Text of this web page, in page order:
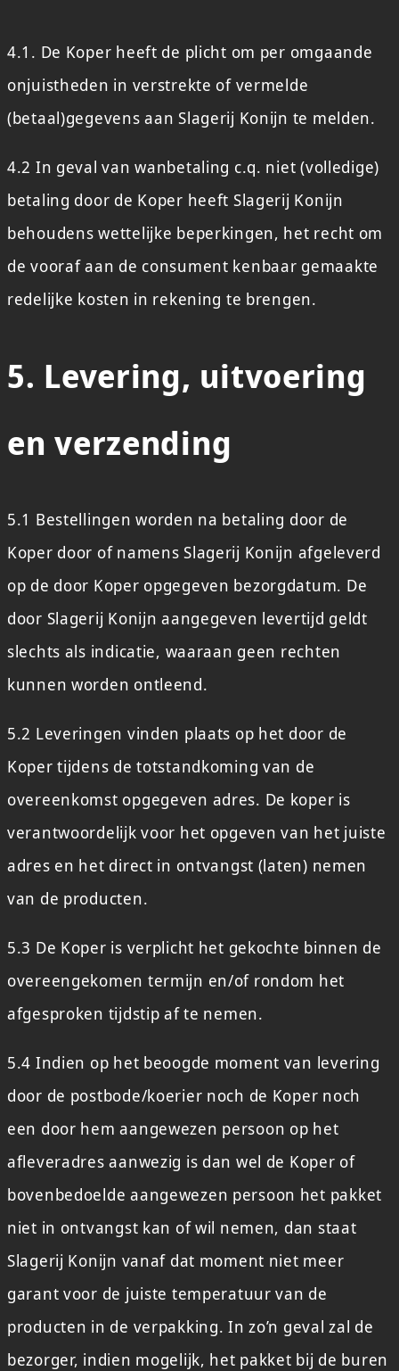
4.1. De Koper heeft de plicht om per omgaande
onjuistheden in verstrekte of vermelde
(betaal)gegevens aan Slagerij Konijn te melden.
4.2 In geval van wanbetaling c.q. niet (volledige)
betaling door de Koper heeft Slagerij Konijn
behoudens wettelijke beperkingen, het recht om
de vooraf aan de consument kenbaar gemaakte
redelijke kosten in rekening te brengen.
5. Levering, uitvoering
en verzending
5.1 Bestellingen worden na betaling door de
Koper door of namens Slagerij Konijn afgeleverd
op de door Koper opgegeven bezorgdatum. De
door Slagerij Konijn aangegeven levertijd geldt
slechts als indicatie, waaraan geen rechten
kunnen worden ontleend.
5.2 Leveringen vinden plaats op het door de
Koper tijdens de totstandkoming van de
overeenkomst opgegeven adres. De koper is
verantwoordelijk voor het opgeven van het juiste
adres en het direct in ontvangst (laten) nemen
van de producten.
5.3 De Koper is verplicht het gekochte binnen de
overeengekomen termijn en/of rondom het
afgesproken tijdstip af te nemen.
5.4 Indien op het beoogde moment van levering
door de postbode/koerier noch de Koper noch
een door hem aangewezen persoon op het
afleveradres aanwezig is dan wel de Koper of
bovenbedoelde aangewezen persoon het pakket
niet in ontvangst kan of wil nemen, dan staat
Slagerij Konijn vanaf dat moment niet meer
garant voor de juiste temperatuur van de
producten in de verpakking. In zo’n geval zal de
bezorger, indien mogelijk, het pakket bij de buren